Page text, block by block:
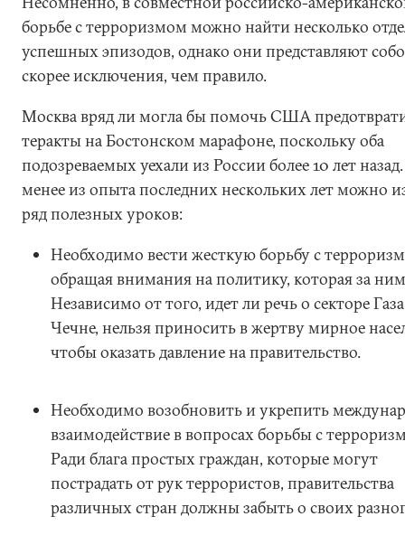
борьбе с терроризмом можно найти несколько
успешных эпизодов, однако они представляют
скорее исключения, чем правило.
Москва вряд ли могла бы помочь США
теракты на Бостонском марафоне, поскольку оба
подозреваемых уехали из России более 10 лет
менее из опыта последних нескольких лет можно
ряд полезных уроков:
Необходимо вести жесткую борьбу с
обращая внимания на политику, которая за
Независимо от того, идет ли речь о секторе
Чечне, нельзя приносить в жертву мирное
чтобы оказать давление на правительство.
Необходимо возобновить и укрепить
взаимодействие в вопросах борьбы с
Ради блага простых граждан, которые могут
пострадать от рук террористов, правительства
различных стран должны забыть о своих